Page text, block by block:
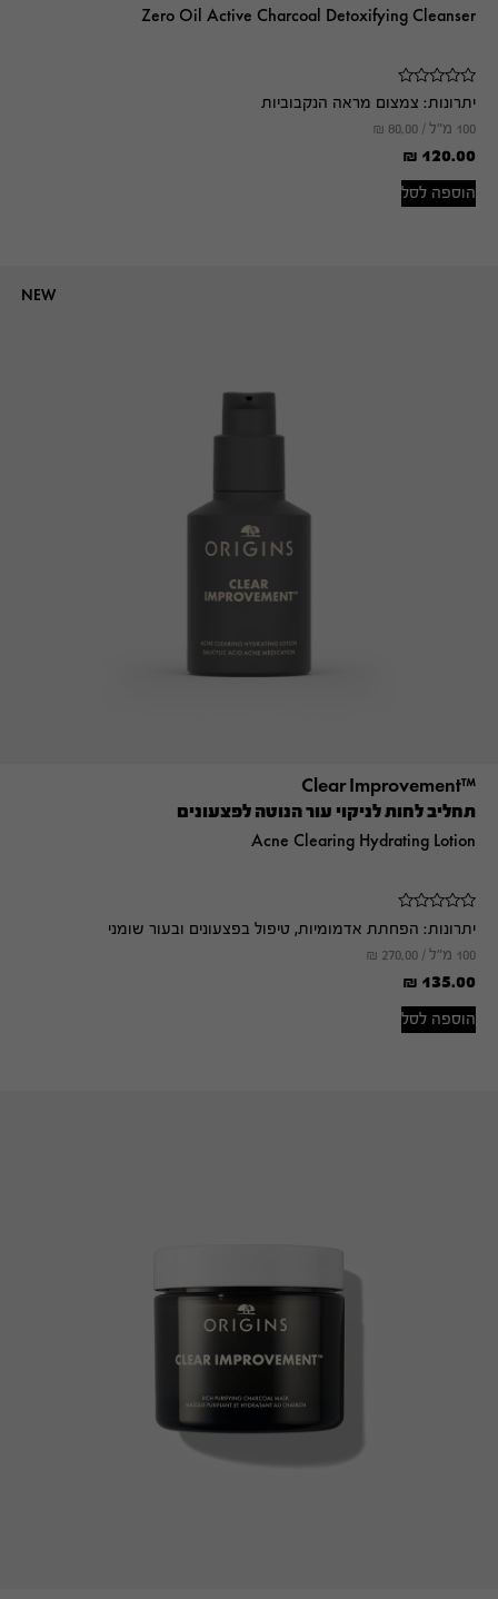
Zero Oil Active Charcoal Detoxifying Cleanser
יתרונות: צמצום מראה הנקבוביות
100 מ"ל / ₪ 80.00
₪ 120.00
הוספה לסל
NEW
™Clear Improvement
תחליב לחות לניקוי עור הנוטה לפצעונים
Acne Clearing Hydrating Lotion
יתרונות: הפחתת אדמומיות, טיפול בפצעונים ובעור שומני
100 מ"ל / ₪ 270.00
₪ 135.00
הוספה לסל